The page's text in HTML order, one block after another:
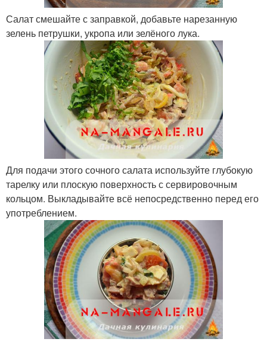
Салат смешайте с заправкой, добавьте нарезанную
зелень петрушки, укропа или зелёного лука.
Для подачи этого сочного салата используйте глубокую
тарелку или плоскую поверхность с сервировочным
кольцом. Выкладывайте всё непосредственно перед его
употреблением.